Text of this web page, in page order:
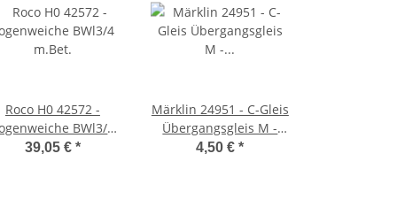
Roco H0 42572 -
BWl3/4
m.Bet.
39,05 € *
Märklin 24951 - C-Gleis
Übergangsgleis M -
GEBRAUCHT 1 Stück
4,50 €*